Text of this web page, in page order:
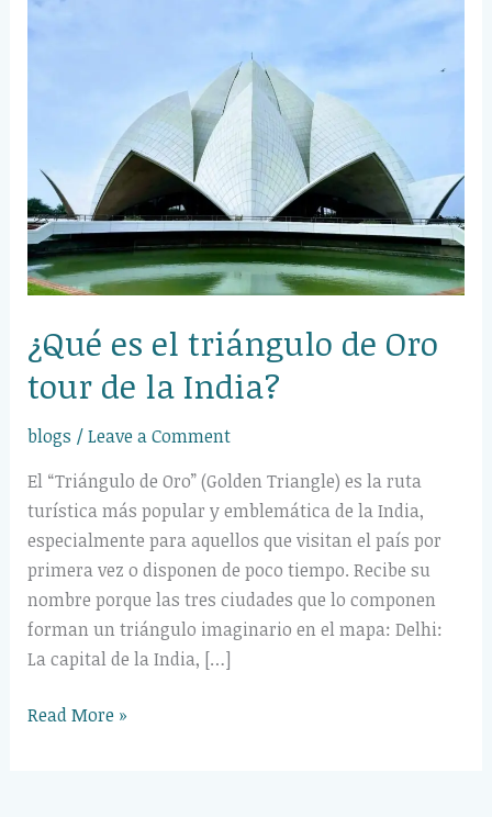
¿Qué es el triángulo de Oro
tour de la India?
blogs /Leave a Comment
El “Triángulo de Oro” (Golden Triangle) es la ruta
turística más popular y emblemática de la India,
especialmente para aquellos que visitan el país por
primera vez o disponen de poco tiempo. Recibe su
nombre porque las tres ciudades que lo componen
forman un triángulo imaginario en el mapa: Delhi:
La capital de la India, […]
tour
de
la
India?
Read More »